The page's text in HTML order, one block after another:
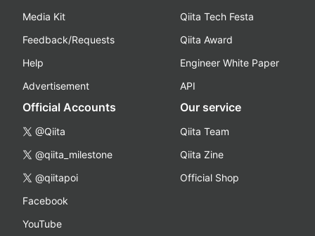
Media Kit
Feedback/Requests
Help
Advertisement
Qiita Tech Festa
Qiita Award
Engineer White Paper
API
Official Accounts
@Qiita
@qiita_milestone
@qiitapoi
Facebook
YouTube
Our service
Qiita Team
Qiita Zine
Official Shop